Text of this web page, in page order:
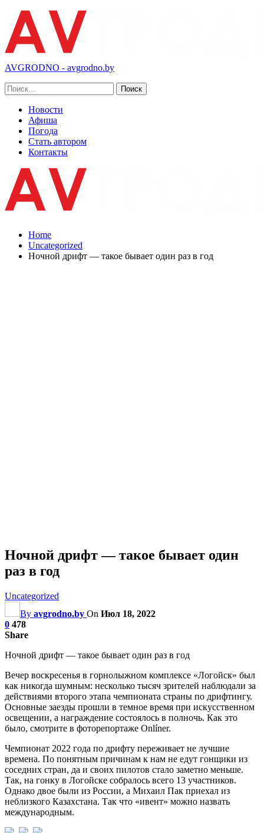
AVGRODNO - avgrodno.by
Новости
Афиша
Погода
Стать автором
Контакты
Home
Uncategorized
Ночной дрифт — такое бывает один раз в год
Ночной дрифт — такое бывает один
раз в год
Uncategorized
By avgrodno.by On Июл 18, 2022
0 478
Share
Ночной дрифт — такое бывает один раз в год
Вечер воскресенья в горнолыжном комплексе «Логойск» был
как никогда шумным: несколько тысяч зрителей наблюдали за
действиями второго этапа чемпионата страны по дрифтингу.
Основные заезды прошли в темное время при искусственном
освещении, а награждение состоялось в полночь. Как это
было, смотрите в фоторепортаже Onlíner.
Чемпионат 2022 года по дрифту переживает не лучшие
времена. По понятным причинам к нам не едут гонщики из
соседних стран, да и своих пилотов стало заметно меньше.
Так, на гонку в Логойске собралось всего 13 участников.
Однако двое были из России, а Михаил Пак приехал из
неблизкого Казахстана. Так что «ивент» можно назвать
международным.